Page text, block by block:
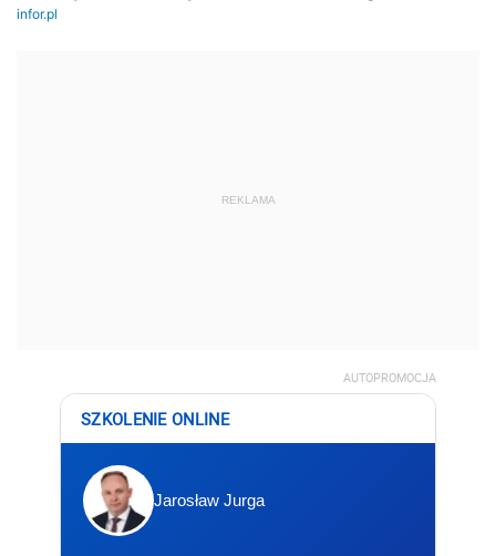
REKLAMA
AUTOPROMOCJA
SZKOLENIE ONLINE
Jarosław Jurga